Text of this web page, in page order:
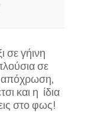
σε γήινη
σε
απόχρωση,
και η ίδια
στο φως!